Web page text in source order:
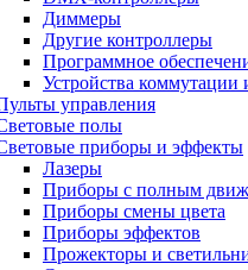
Диммеры
Другие контроллеры
Программное
Устройства коммутации
управления
полы
приборы и эффекты
Лазеры
Приборы с полным
Приборы смены цвета
Приборы эффектов
Прожекторы и